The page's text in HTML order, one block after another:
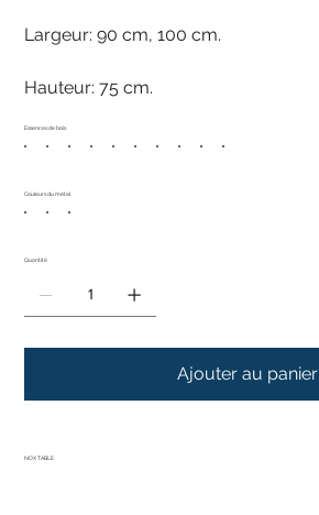
Largeur: 90 cm, 100 cm.
Hauteur: 75 cm.
Essences de bois
Couleurs du métal
Quantité
Ajouter au panier
NOX TABLE